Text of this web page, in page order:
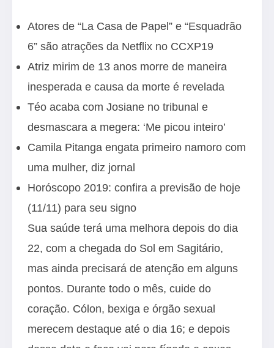
Atores de “La Casa de Papel” e “Esquadrão
6” são atrações da Netflix no CCXP19
Atriz mirim de 13 anos morre de maneira
inesperada e causa da morte é revelada
Téo acaba com Josiane no tribunal e
desmascara a megera: ‘Me picou inteiro’
Camila Pitanga engata primeiro namoro com
uma mulher, diz jornal
Horóscopo 2019: confira a previsão de hoje
(11/11) para seu signo
Sua saúde terá uma melhora depois do dia
22, com a chegada do Sol em Sagitário,
mas ainda precisará de atenção em alguns
pontos. Durante todo o mês, cuide do
coração. Cólon, bexiga e órgão sexual
merecem destaque até o dia 16; e depois